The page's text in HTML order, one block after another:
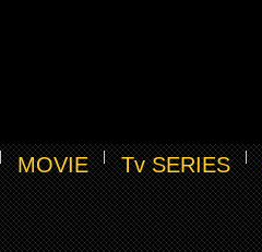
MOVIE Tv SERIES